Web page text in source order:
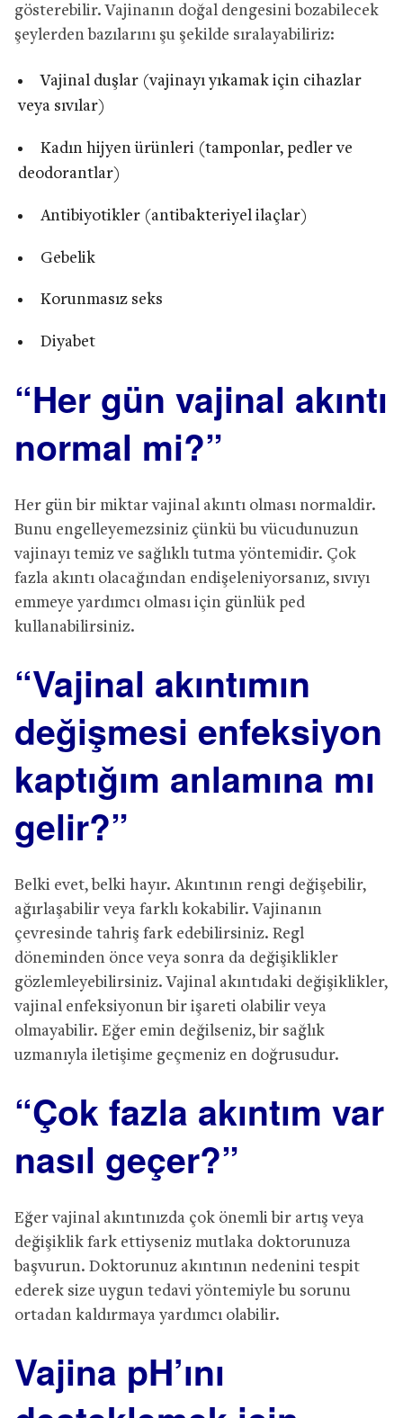
gösterebilir. Vajinanın doğal dengesini bozabilecek
şeylerden bazılarını şu şekilde sıralayabiliriz:
Vajinal duşlar (vajinayı yıkamak için cihazlar
veya sıvılar)
Kadın hijyen ürünleri (tamponlar, pedler ve
deodorantlar)
Antibiyotikler (antibakteriyel ilaçlar)
Gebelik
Korunmasız seks
Diyabet
“Her gün vajinal akıntı
normal mi?”
Her gün bir miktar vajinal akıntı olması normaldir.
Bunu engelleyemezsiniz çünkü bu vücudunuzun
vajinayı temiz ve sağlıklı tutma yöntemidir. Çok
fazla akıntı olacağından endişeleniyorsanız, sıvıyı
emmeye yardımcı olması için günlük ped
kullanabilirsiniz.
“Vajinal akıntımın
değişmesi enfeksiyon
kaptığım anlamına mı
gelir?”
Belki evet, belki hayır. Akıntının rengi değişebilir,
ağırlaşabilir veya farklı kokabilir. Vajinanın
çevresinde tahriş fark edebilirsiniz. Regl
döneminden önce veya sonra da değişiklikler
gözlemleyebilirsiniz. Vajinal akıntıdaki değişiklikler,
vajinal enfeksiyonun bir işareti olabilir veya
olmayabilir. Eğer emin değilseniz, bir sağlık
uzmanıyla iletişime geçmeniz en doğrusudur.
“Çok fazla akıntım var
nasıl geçer?”
Eğer vajinal akıntınızda çok önemli bir artış veya
değişiklik fark ettiyseniz mutlaka doktorunuza
başvurun. Doktorunuz akıntının nedenini tespit
ederek size uygun tedavi yöntemiyle bu sorunu
ortadan kaldırmaya yardımcı olabilir.
Vajina pH’ını